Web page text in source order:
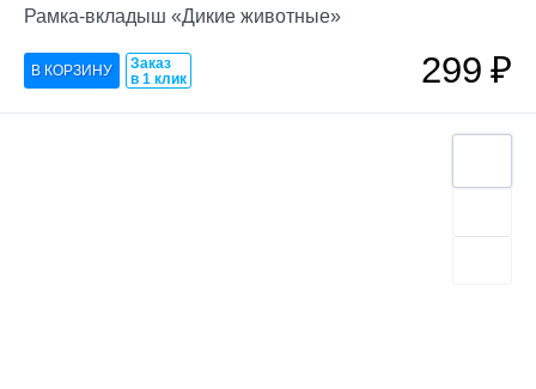
Рамка-вкладыш «Дикие животные»
Заказ
в 1 клик
299₽